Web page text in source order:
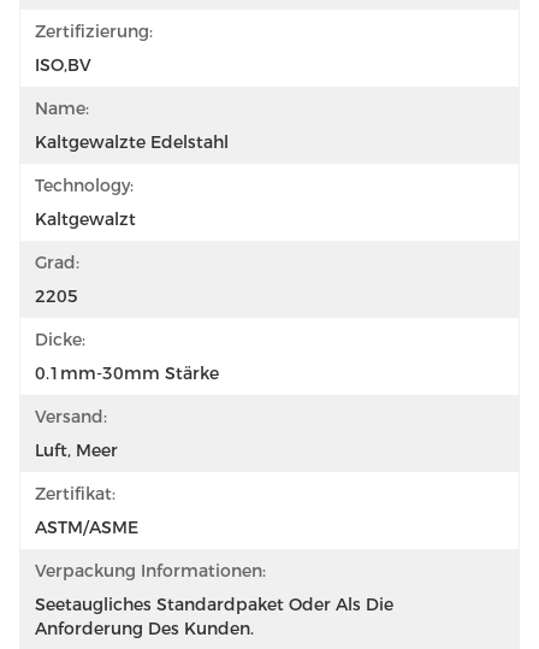
Zertifizierung:
ISO,BV
Name:
Kaltgewalzte Edelstahl
Technology:
Kaltgewalzt
Grad:
2205
Dicke:
0.1mm-30mm Stärke
Versand:
Luft, Meer
Zertifikat:
ASTM/ASME
Verpackung Informationen:
Seetaugliches Standardpaket Oder Als Die
Anforderung Des Kunden.